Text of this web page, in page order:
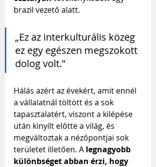
brazil vezető alatt.
„Ez az interkulturális közeg
ez egy egészen megszokott
dolog volt.”
Hálás azért az évekért, amit ennél
a vállalatnál töltött és a sok
tapasztalatért, viszont a kilépése
után kinyílt előtte a világ, és
megváltoztak a nézőpontjai sok
területet illetően. A legnagyobb
különbséget abban érzi, hogy